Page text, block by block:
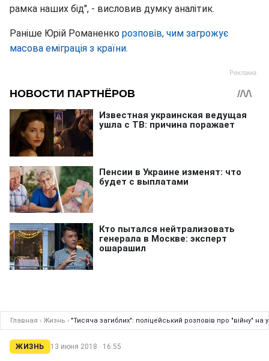
рамка наших бід", - висловив думку аналітик.
Раніше Юрій Романенко розповів, чим загрожує
масова еміграція з країни.
Главная › Жизнь › "Тисяча загиблих": поліцейський розповів про "війну" на
ЖИЗНЬ 13 июня 2018 · 16:55